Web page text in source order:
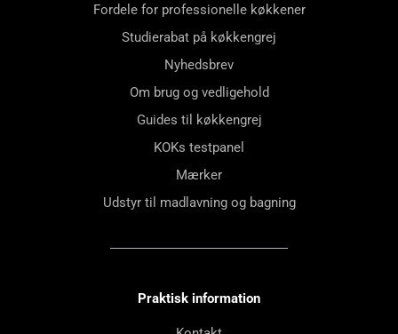
Fordele for professionelle køkkener
Studierabat på køkkengrej
Nyhedsbrev
Om brug og vedligehold
Guides til køkkengrej
KOKs testpanel
Mærker
Udstyr til madlavning og bagning
Praktisk information